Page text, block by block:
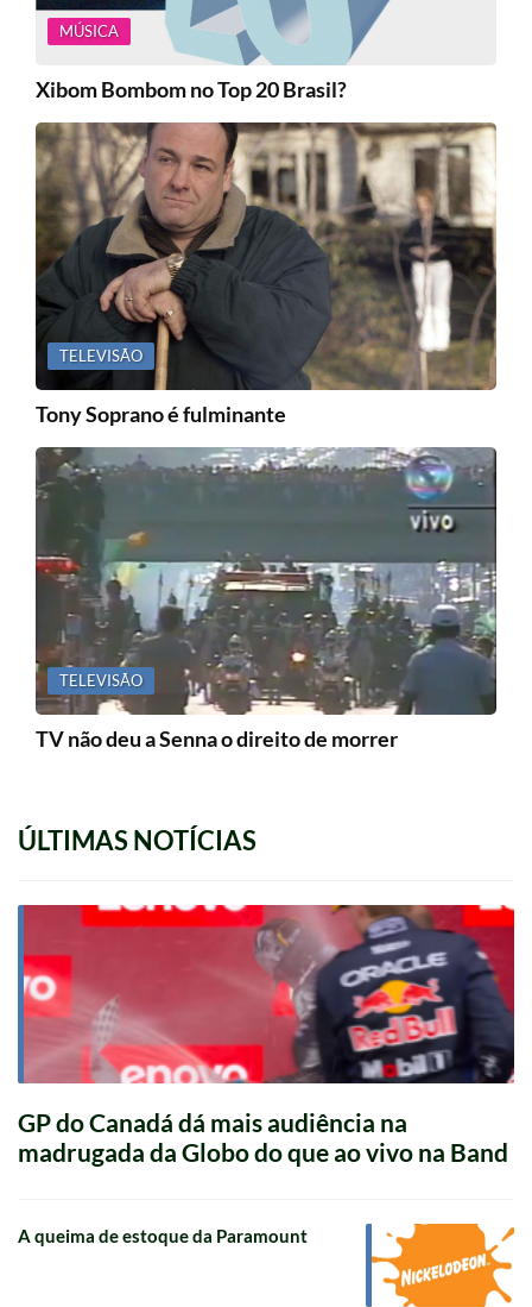
MÚSICA
Xibom Bombom no Top 20 Brasil?
TELEVISÃO
Tony Soprano é fulminante
TELEVISÃO
TV não deu a Senna o direito de morrer
ÚLTIMAS NOTÍCIAS
GP do Canadá dá mais audiência na
madrugada da Globo do que ao vivo na Band
A queima de estoque da Paramount